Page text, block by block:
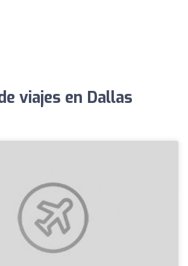
viajes en Dallas